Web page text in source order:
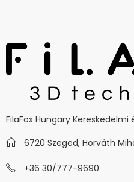
FilaFox Hungary Kereskedelmi
6720 Szeged, Horváth
+36 30/777-9690